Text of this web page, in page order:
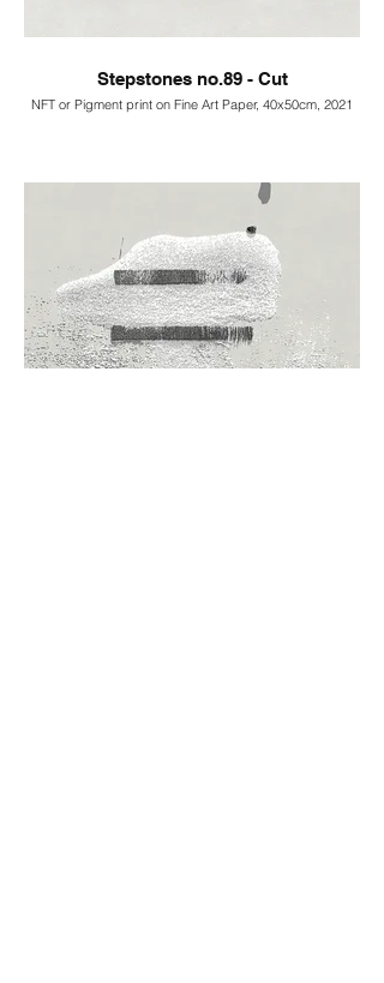
Stepstones no.89 - Cut
NFT or Pigment print on Fine Art Paper, 40x50cm, 2021